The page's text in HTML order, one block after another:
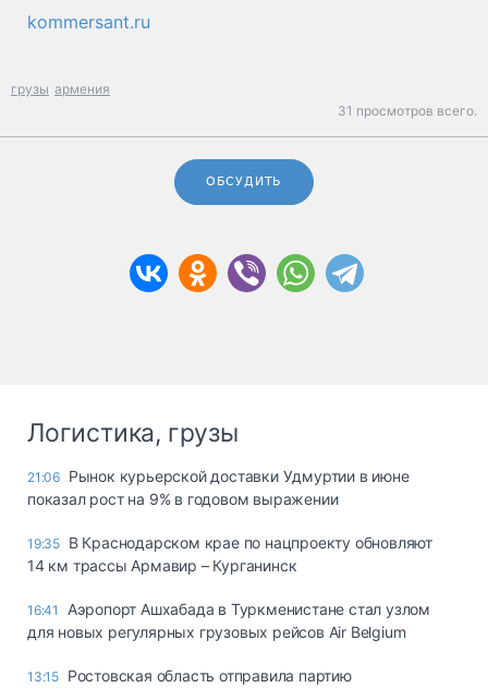
kommersant.ru
грузы армения
31 просмотров всего.
ОБСУДИТЬ
Логистика, грузы
21:06 Рынок курьерской доставки Удмуртии в июне
показал рост на 9% в годовом выражении
19:35 В Краснодарском крае по нацпроекту обновляют
14 км трассы Армавир – Курганинск
16:41
Аэропорт Ашхабада в Туркменистане стал узлом
для новых регулярных грузовых рейсов Air Belgium
13:15 Ростовская область отправила партию